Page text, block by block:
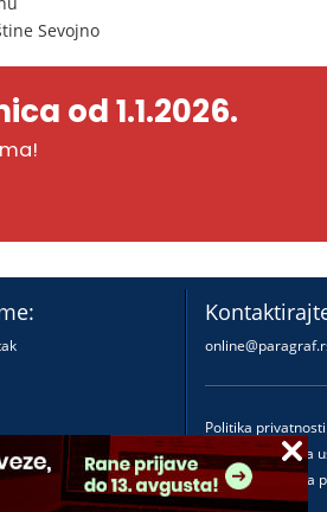
Sevojno
od 1.1.2026.
Politika privatnosti
Politika pružanja
Praktična pravila